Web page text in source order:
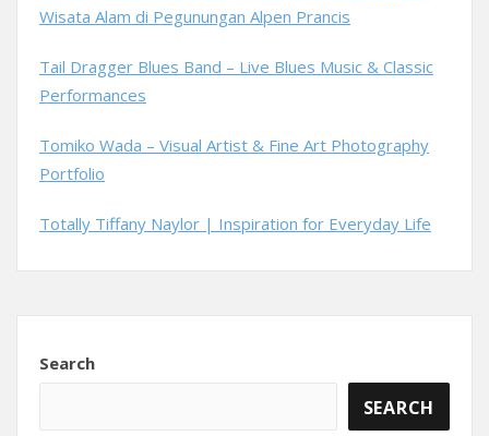
Wisata Alam di Pegunungan Alpen Prancis
Tail Dragger Blues Band – Live Blues Music & Classic
Performances
Tomiko Wada – Visual Artist & Fine Art Photography
Portfolio
Totally Tiffany Naylor | Inspiration for Everyday Life
Search
SEARCH